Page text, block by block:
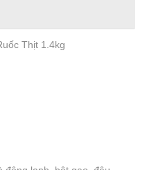
Thịt 1.4kg